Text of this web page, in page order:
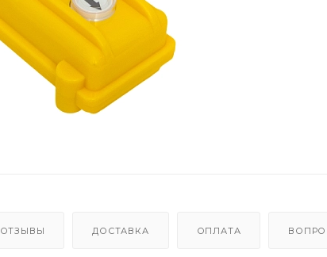
ОТЗЫВЫ ДОСТАВКА ОПЛАТА